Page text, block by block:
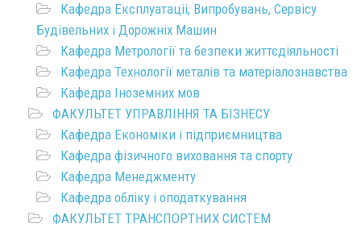
Кафедра Експлуатаціі, Випробувань, Сервісу
Будівельних і Дорожніх Машин
Кафедра Метрології та безпеки життєдіяльності
Кафедра Технології металів та матеріалознавства
Кафедра Іноземних мов
ФАКУЛЬТЕТ УПРАВЛІННЯ ТА БІЗНЕСУ
Кафедра Економіки і підприємництва
Кафедра фізичного виховання та спорту
Кафедра Менеджменту
Кафедра обліку і оподаткування
ФАКУЛЬТЕТ ТРАНСПОРТНИХ СИСТЕМ